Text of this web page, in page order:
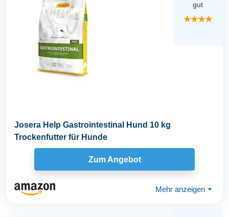
gut
★★★★
Josera Help Gastrointestinal Hund 10 kg
Trockenfutter für Hunde
Zum Angebot
Mehr anzeigen ⏷